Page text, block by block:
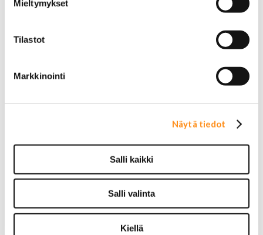
Mieltymykset
Tilastot
Markkinointi
Näytä tiedot
Salli kaikki
Salli valinta
Kiellä
Alkuperäiset tarrat ja teipit
Cadillac merkit
Chrysler merkit
Dodge merkit
Lincoln merkit
Mercury merkit